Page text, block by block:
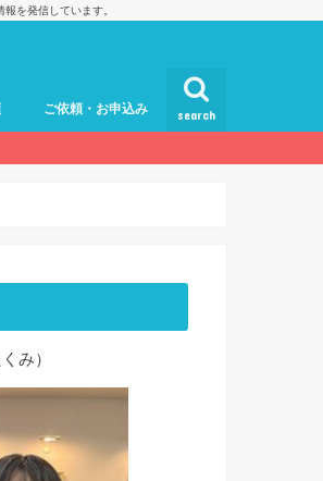
を発信しています。
search
ご依頼・お申込み
み）